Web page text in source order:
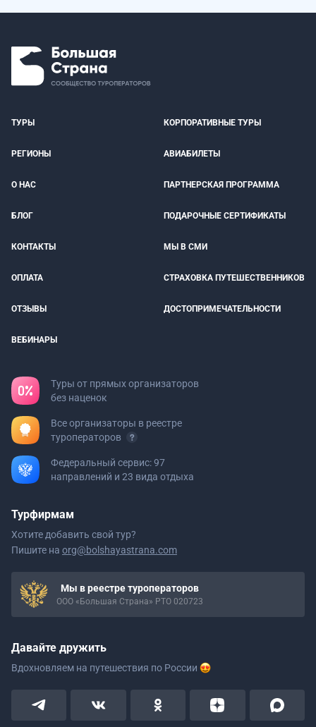
ТУРЫ КОРПОРАТИВНЫЕ ТУРЫ
РЕГИОНЫ АВИАБИЛЕТЫ
О НАС ПАРТНЕРСКАЯ ПРОГРАММА
БЛОГ ПОДАРОЧНЫЕ СЕРТИФИКАТЫ
КОНТАКТЫ МЫ В СМИ
ОПЛАТА СТРАХОВКА ПУТЕШЕСТВЕННИКОВ
ОТЗЫВЫ ДОСТОПРИМЕЧАТЕЛЬНОСТИ
ВЕБИНАРЫ
Туры от прямых организаторов
без наценок
Все организаторы в реестре
туроператоров
Федеральный сервис: 97
направлений и 23 вида отдыха
Турфирмам
Хотите добавить свой тур?
Пишите на org@bolshayastrana.com
Мы в реестре туроператоров
ООО «Большая Страна» РТО 020723
Давайте дружить
Вдохновляем на путешествия по России